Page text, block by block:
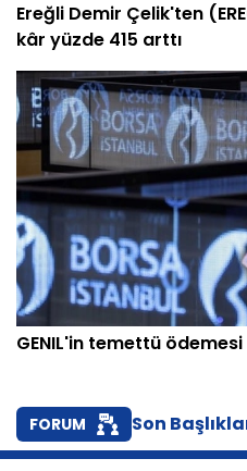
Ereğli Demir Çelik'ten
kâr yüzde 415 arttı
GENIL'in temettü
FORUM Son